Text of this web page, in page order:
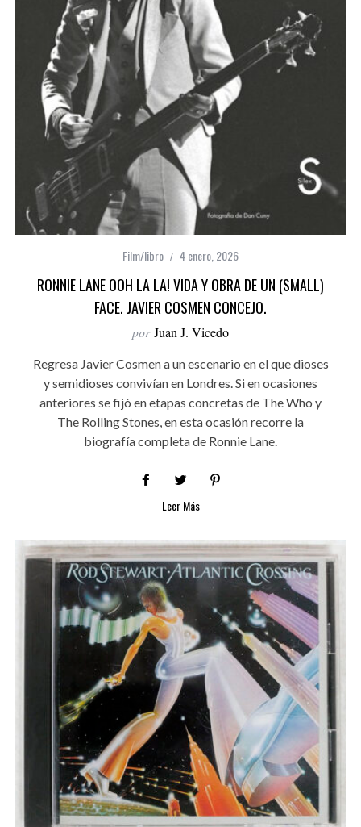
Film/libro 4 enero, 2026
RONNIE LANE OOH LA LA! VIDA Y OBRA DE UN (SMALL)
FACE. JAVIER COSMEN CONCEJO.
por Juan J. Vicedo
Regresa Javier Cosmen a un escenario en el que dioses
y semidioses convivían en Londres. Si en ocasiones
anteriores se fijó en etapas concretas de The Who y
The Rolling Stones, en esta ocasión recorre la
biografía completa de Ronnie Lane.
Leer Más